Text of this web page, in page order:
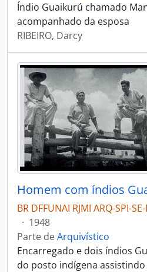
Índio Guaikurú chamado
acompanhado da esposa
RIBEIRO, Darcy
Homem com índios
BR DFFUNAI RJMI ARQ-SPI-
· 1948
Parte deArquivístico
Encarregado e dois índios
do posto indígena